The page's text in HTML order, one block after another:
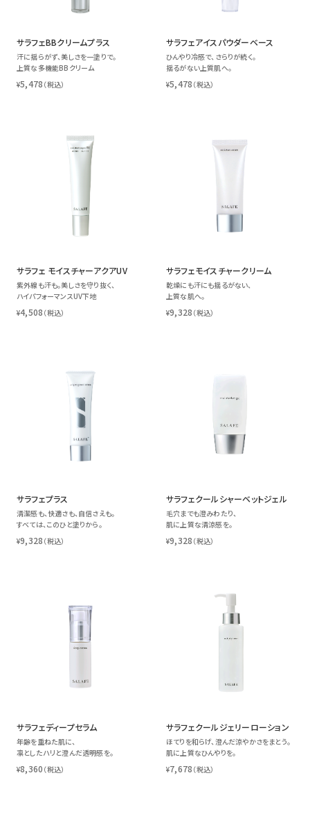
サラフェBBクリームプラス
汗に揺らがず、美しさを一塗りで。
上質な多機能BBクリーム
¥5,478 （税込）
サラフェアイスパウダーベース
ひんやり冷感で、さらりが続く。
揺るがない上質肌へ。
¥5,478 （税込）
サラフェ モイスチャーアクアUV
紫外線も汗も。美しさを守り抜く、
ハイパフォーマンスUV下地
¥4,508 （税込）
サラフェモイスチャークリーム
乾燥にも汗にも揺るがない、
上質な肌へ。
¥9,328 （税込）
サラフェプラス
清潔感も、快適さも、自信さえも。
すべては、このひと塗りから。
¥9,328 （税込）
サラフェクールシャーベットジェル
毛穴までも澄みわたり、
肌に上質な清涼感を。
¥9,328 （税込）
サラフェディープセラム
年齢を重ねた肌に、
凛としたハリと澄んだ透明感を。
¥8,360 （税込）
サラフェクールジェリーローション
ほてりを和らげ、澄んだ涼やかさをまとう。
肌に上質なひんやりを。
¥7,678 （税込）